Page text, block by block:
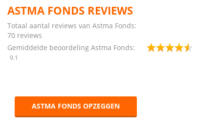
ASTMA FONDS REVIEWS
Totaal aantal reviews van Astma Fonds:
70 reviews
Gemiddelde beoordeling Astma Fonds:
9.1
ASTMA FONDS OPZEGGEN